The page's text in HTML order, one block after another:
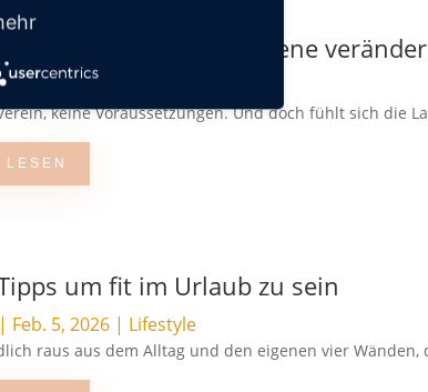
Communities die Szene
26, 2026|
keine Voraussetzungen. Und doch fühlt sich die
LESEN
um fit im Urlaub zu sein
| Feb. 5, 2026 | Lifestyle
raus aus dem Alltag und den eigenen vier Wänden,